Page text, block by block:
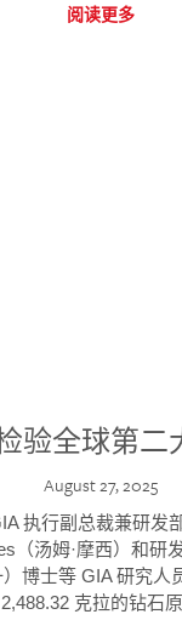
阅读更多
验全球第二
August 27, 2025
执行副总裁兼研发
（汤姆·摩西）和研
博士等 GIA 研究人
2,488.32 克拉的钻石